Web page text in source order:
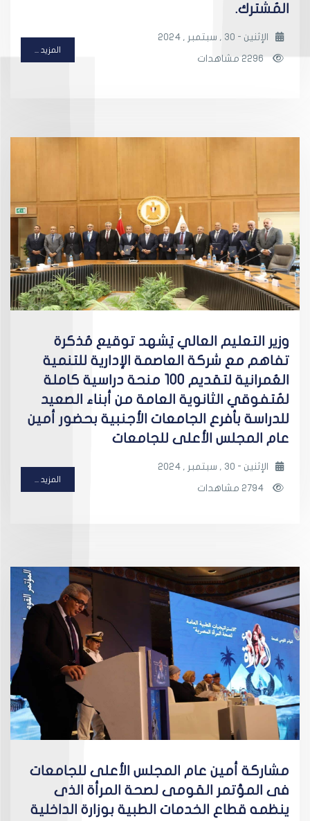
المُشترك.
الإثنين - 30 , سبتمبر , 2024
المزيد ...
وزير التعليم العالي يَشهد توقيع مُذكرة
تفاهم مع شركة العاصمة الإدارية للتنمية
العُمرانية لتقديم 100 منحة دراسية كاملة
لمُتفوقي الثانوية العامة من أبناء الصعيد
للدراسة بأفرع الجامعات الأجنبية بحضور أمين
عام المجلس الأعلى للجامعات
الإثنين - 30 , سبتمبر , 2024
المزيد ...
مشاركة أمين عام المجلس الأعلى للجامعات
فى المؤتمر القومى لصحة المرأة الذى
ينظمه قطاع الخدمات الطبية بوزارة الداخلية